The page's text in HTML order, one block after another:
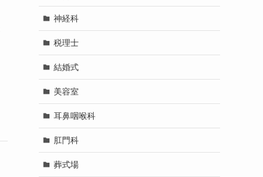
神経科
税理士
結婚式
美容室
耳鼻咽喉科
肛門科
葬式場